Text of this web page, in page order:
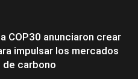
COP30 anunciaron crear
impulsar los mercados
carbono